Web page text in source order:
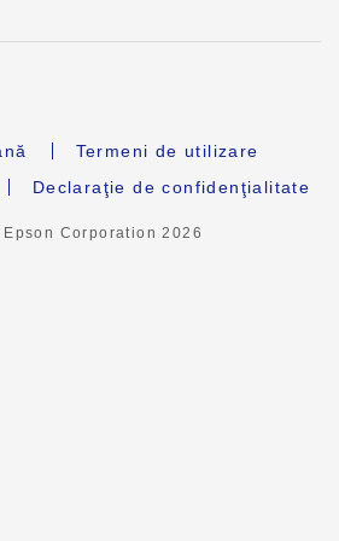
Termeni de utilizare
Declaraţie de confidenţialitate
Corporation2026